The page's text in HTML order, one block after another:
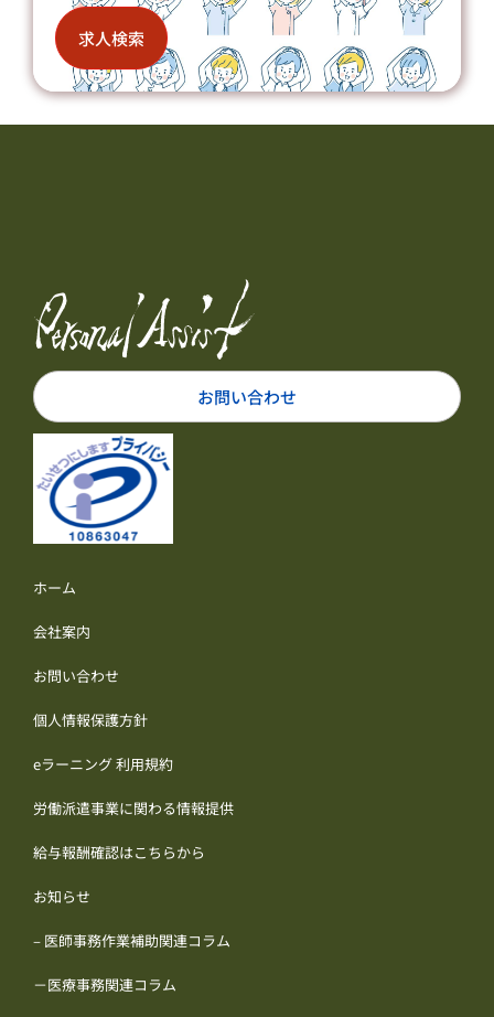
求人検索
お問い合わせ
ホーム
会社案内
お問い合わせ
個人情報保護方針
eラーニング 利用規約
労働派遣事業に関わる情報提供
給与報酬確認はこちらから
お知らせ
– 医師事務作業補助関連コラム
－医療事務関連コラム